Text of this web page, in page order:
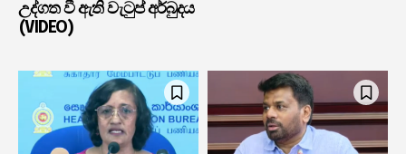
උද්ගත වී ඇති වැටුප් අර්බුදය
(VIDEO)